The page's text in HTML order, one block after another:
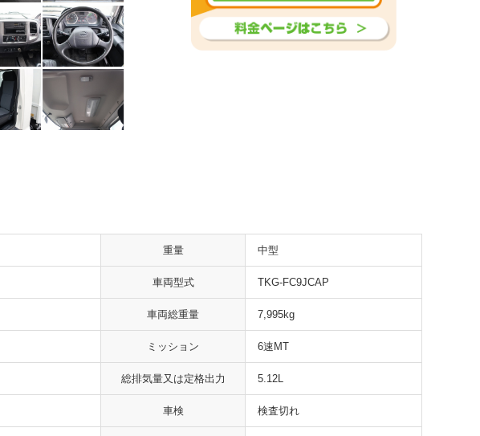
重量 中型
車両型式 TKG-FC9JCAP
車両総重量 7,995kg
ミッション 6速MT
総排気量又は定格出力 5.12L
車検 検査切れ